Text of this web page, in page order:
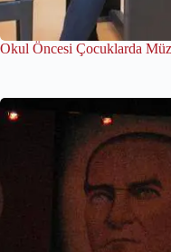
Okul Öncesi Çocuklarda